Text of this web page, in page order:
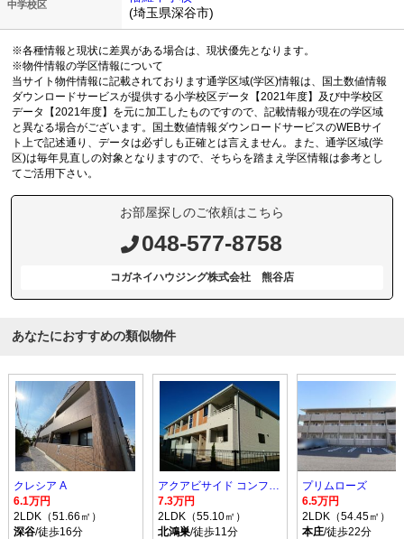
中学校区
(埼玉県深谷市)
※各種情報と現状に差異がある場合は、現状優先となります。
※物件情報の学区情報について
当サイト物件情報に記載されております通学区域(学区)情報は、国土数値情報
ダウンロードサービスが提供する小学校区データ【2021年度】及び中学校区
データ【2021年度】を元に加工したものですので、記載情報が現在の学区域
と異なる場合がございます。国土数値情報ダウンロードサービスのWEBサイ
ト上で記述通り、データは必ずしも正確とは言えません。また、通学区域(学
区)は毎年見直しの対象となりますので、そちらを踏まえ学区情報は参考とし
てご活用下さい。
お部屋探しのご依頼はこちら
048-577-8758
コガネイハウジング株式会社 熊谷店
あなたにおすすめの類似物件
クレシア A
6.1万円
2LDK（51.66㎡）
深谷/徒歩16分
アクアビサイド コンフォルト I
7.3万円
2LDK（55.10㎡）
北鴻巣/徒歩11分
プリムローズ
6.5万円
2LDK（54.45㎡）
本庄/徒歩22分